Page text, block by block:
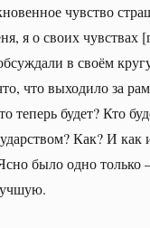
чувство
я о своих чувствах
в своём
что выходило за
теперь будет? Кто
Как? И как
было одно только